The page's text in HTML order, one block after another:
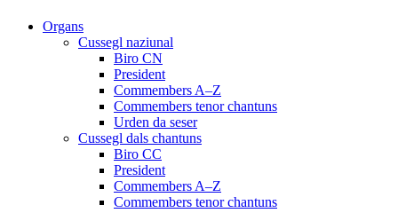
Organs
Cussegl naziunal
Biro CN
President
Commembers A–Z
Commembers tenor chantuns
Urden da seser
Cussegl dals chantuns
Biro CC
President
Commembers A–Z
Commembers tenor chantuns